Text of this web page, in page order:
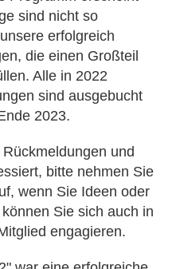
sind nicht so
erfolgreich
die einen Großteil
Alle in 2022
sind ausgebucht
2023.
und
bitte nehmen Sie
wenn Sie Ideen oder
Sie sich auch in
engagieren.